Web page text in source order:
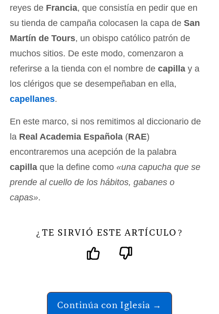
reyes de Francia, que consistía en pedir que en
su tienda de campaña colocasen la capa de San
Martín de Tours, un obispo católico patrón de
muchos sitios. De este modo, comenzaron a
referirse a la tienda con el nombre de capilla y a
los clérigos que se desempeñaban en ella,
capellanes.
En este marco, si nos remitimos al diccionario de
la Real Academia Española (RAE)
encontraremos una acepción de la palabra
capilla que la define como «una capucha que se
prende al cuello de los hábitos, gabanes o
capas».
¿ TE SIRVIÓ ESTE ARTÍCULO ?
Continúa con Iglesia →